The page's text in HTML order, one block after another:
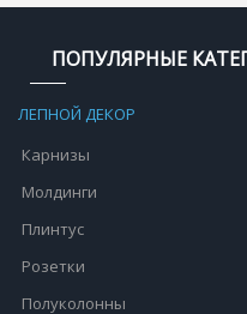
ПОПУЛЯРНЫЕ
ЛЕПНОЙ ДЕКОР
Карнизы
Молдинги
Плинтус
Розетки
Полуколонны